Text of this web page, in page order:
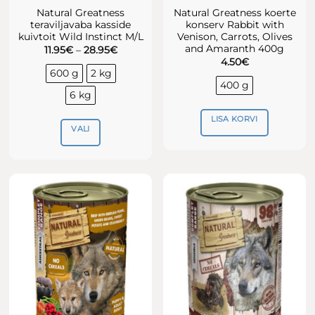
Natural Greatness
teraviljavaba kasside
kuivtoit Wild Instinct M/L
11.95€ – 28.95€Hinnavahemik:
600 g
2 kg
6 kg
VALI
on
mitu
varianti.
Valikuid
saab
teha
tootelehel.
Natural Greatness koerte
konserv Rabbit with
Venison, Carrots, Olives
and Amaranth 400g
4.50€
400 g
LISA KORVI